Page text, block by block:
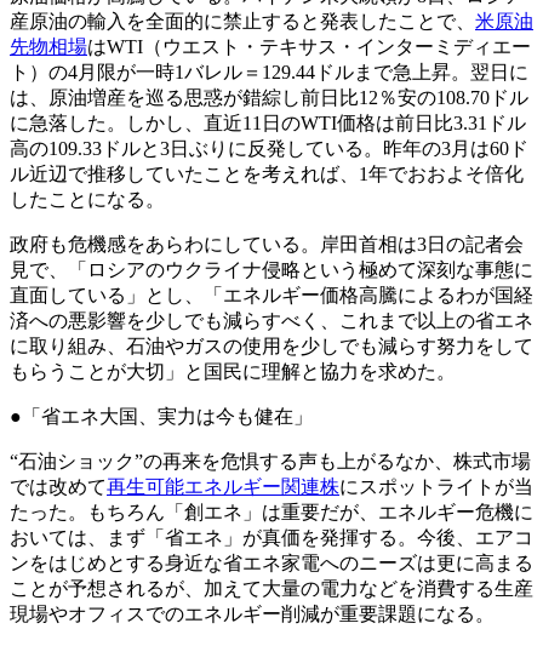
産原油の輸入を全面的に禁止すると発表したことで、 米原油
先物相場はWTI（ウエスト・テキサス・インターミディエー
ト）の4月限が一時1バレル＝129.44ドルまで急上昇。翌日に
は、原油増産を巡る思惑が錯綜し前日比12％安の108.70ドル
に急落した。しかし、直近11日のWTI価格は前日比3.31ドル
高の109.33ドルと3日ぶりに反発している。昨年の3月は60ド
ル近辺で推移していたことを考えれば、1年でおおよそ倍化
したことになる。
政府も危機感をあらわにしている。岸田首相は3日の記者会
見で、「ロシアのウクライナ侵略という極めて深刻な事態に
直面している」とし、「エネルギー価格高騰によるわが国経
済への悪影響を少しでも減らすべく、これまで以上の省エネ
に取り組み、石油やガスの使用を少しでも減らす努力をして
もらうことが大切」と国民に理解と協力を求めた。
●「省エネ大国、実力は今も健在」
“石油ショック”の再来を危惧する声も上がるなか、株式市場
では改めて再生可能エネルギー関連株にスポットライトが当
たった。もちろん「創エネ」は重要だが、エネルギー危機に
おいては、まず「省エネ」が真価を発揮する。今後、エアコ
ンをはじめとする身近な省エネ家電へのニーズは更に高まる
ことが予想されるが、加えて大量の電力などを消費する生産
現場やオフィスでのエネルギー削減が重要課題になる。